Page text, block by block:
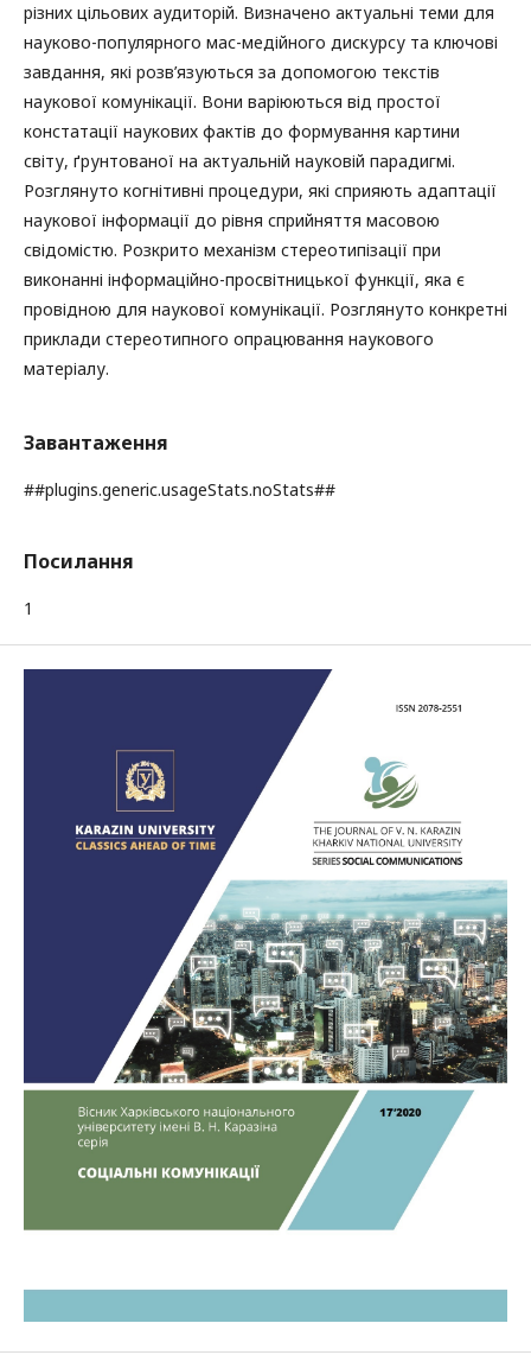
різних цільових аудиторій. Визначено актуальні теми для
науково-популярного мас-медійного дискурсу та ключові
завдання, які розв’язуються за допомогою текстів
наукової комунікації. Вони варіюються від простої
констатації наукових фактів до формування картини
світу, ґрунтованої на актуальній науковій парадигмі.
Розглянуто когнітивні процедури, які сприяють адаптації
наукової інформації до рівня сприйняття масовою
свідомістю. Розкрито механізм стереотипізації при
виконанні інформаційно-просвітницької функції, яка є
провідною для наукової комунікації. Розглянуто конкретні
приклади стереотипного опрацювання наукового
матеріалу.
Завантаження
##plugins.generic.usageStats.noStats##
Посилання
1